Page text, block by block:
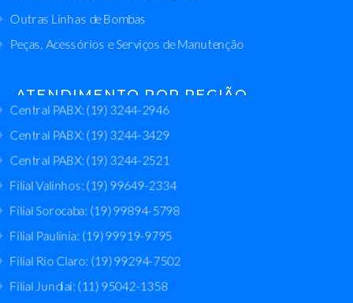
Outras Linhas de Bombas
Peças, Acessórios e Serviços de Manutenção
ATENDIMENTO POR REGIÃO
Central PABX: (19) 3244-2946
Central PABX: (19) 3244-3429
Central PABX: (19) 3244-2521
Filial Valinhos: (19) 99649-2334
Filial Sorocaba: (19) 99894-5798
Filial Paulínia: (19) 99919-9795
Filial Rio Claro: (19) 99294-7502
Filial Jundiaí: (11) 95042-1358